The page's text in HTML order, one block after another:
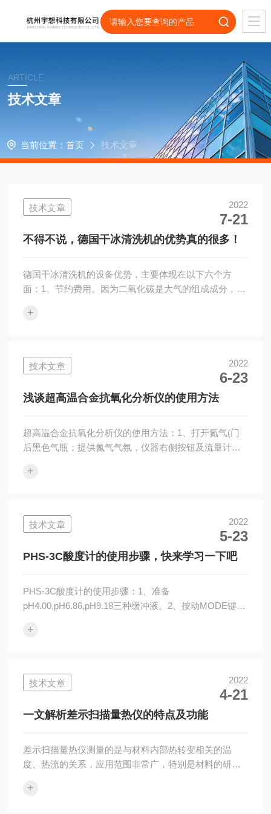
ARTICLE
技术文章
当前位置： 首页 技术文章
技术文章 2022
7-21
不得不说，德国干冰清洗机的优势真的很多！
德国干冰清洗机的设备优势，主要体现在以下六个方
面：1、节约费用。因为二氧化碳是大气的组成成分，取
冰在清洗过程中直接挥发，没有清理清洗介质的费用。
锈的可能性与水清洗相比也大大降低。在食品行业应用
中，干冰清洗与水清洗相比大大降低了细菌滋生的可能
性。3、环境安全性。CO2是一种无毒的物质，用干冰清
洗替代有毒化学物质清洗，员工可以从根本上避...
+
技术文章 2022
6-23
浅谈超高温合金抗氧化分析仪的使用方法
超高温合金抗氧化分析仪的使用方法：1、打开氮气(门
后黑色气瓶；提供氮气气氛，仪器右侧按钮及流量计可
行即可。开总电源。打开仪器电源，进行预热30分钟。
口流量较小，调整水桶位置使管路中气泡排出)。实验
时，提前通气排出空气，保证仪器和天平处于氮气气氛
中。差热仪需要30分钟，天平需要60分钟。2、抬起仪器
的加温炉，向上提加温炉到限定高度...
+
技术文章 2022
5-23
PHS-3C酸度计的使用步骤，快来学习一下吧
PHS-3C酸度计的使用步骤：1、准备
pH4.00,pH6.86,pH9.18三种缓冲液。2、按动MODE键，
按“∧”或“∨”键将温度显示调节到标准缓液的温度值。如
亮，“∧”和“∨”键失去作用。3、用蒸馏水冲洗电极(和温度
传感器探头)并用滤纸吸干或甩干，然后浸入一已知pH值
的标准缓冲液中(该缓冲液的选择以其pH值接近被测溶液
pH...
+
技术文章 2022
4-21
一文解析差示扫描量热仪的特点及功能
差示扫描量热仪测量的是与材料内部热转变相关的温
度、热流的关系，应用范围非常广，特别是材料的研
温度、冷结晶、相转变、熔融、结晶、产品稳定性、固
+